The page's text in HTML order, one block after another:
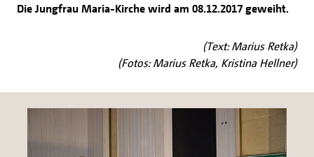
Die Jungfrau Maria-Kirche wird am 08.12.2017 geweiht.
(Text: Marius Retka)
(Fotos: Marius Retka, Kristina Hellner)